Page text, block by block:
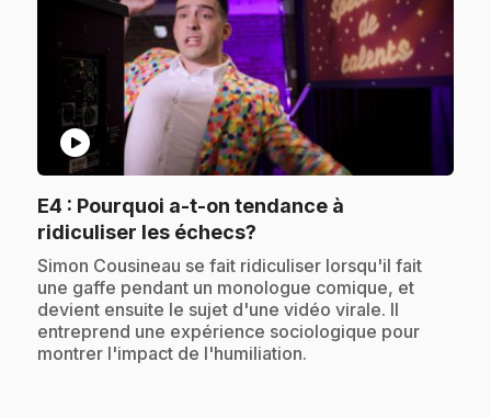
play_circle
E4 : Pourquoi a-t-on tendance à
ridiculiser les échecs?
.Simon Cousineau se fait ridiculiser lorsqu'il fait
une gaffe pendant un monologue comique, et
devient ensuite le sujet d'une vidéo virale. Il
entreprend une expérience sociologique pour
montrer l'impact de l'humiliation.